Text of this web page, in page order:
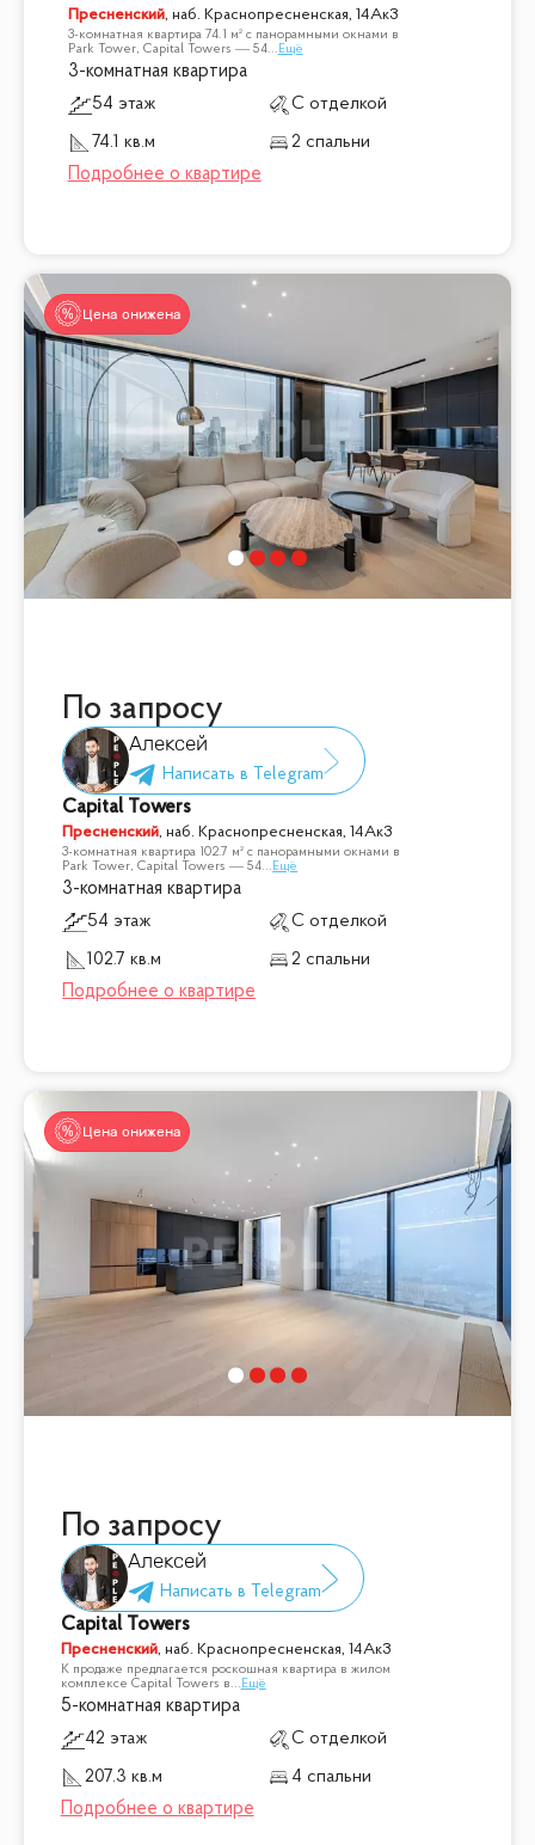
Пресненский, наб. Краснопресненская, 14Ак3
3-комнатная квартира 74.1 м² с панорамными окнами в
Park Tower, Capital Towers — 54... Ещё
3-комнатная квартира
54 этаж
С отделкой
74.1 кв.м
2 спальни
Цена снижена
По запросу
Алексей
Capital Towers
Пресненский,наб. Краснопресненская, 14Ак3
3-комнатная квартира 102.7 м² с панорамными окнами в
Park Tower, Capital Towers — 54... Ещё
3-комнатная квартира
54 этаж
С отделкой
102.7 кв.м
2 спальни
Цена снижена
По запросу
Алексей
Capital Towers
Пресненский, наб. Краснопресненская, 14Ак3
К продаже предлагается роскошная квартира в жилом
комплексе Capital Towers в... Ещё
5-комнатная квартира
42 этаж
С отделкой
207.3 кв.м
4 спальни